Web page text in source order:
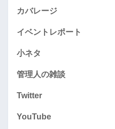
カバレージ
イベントレポート
小ネタ
管理人の雑談
Twitter
YouTube